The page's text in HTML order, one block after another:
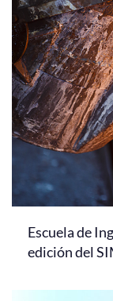
Escuela de
edición del